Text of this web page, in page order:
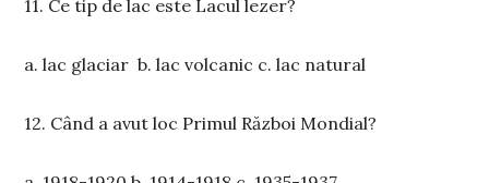
11. Ce tip de lac este Lacul lezer?
a. lac glaciar b. lac volcanic c. lac natural
12. Când a avut loc Primul Război Mondial?